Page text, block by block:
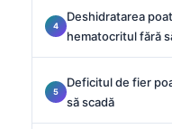
Deshidratarea
hematocritul fără
Deficitul de fier
să scadă